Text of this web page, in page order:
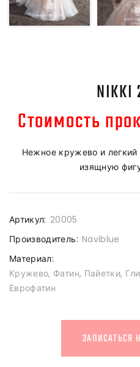
NIKKI
Стоимость
Нежное кружево и легкий
изящную
Артикул: 20005
Производитель: Naviblue
Материал:
Кружево, Фатин, Пайетки,
Еврофатин
ЗАПИСАТЬСЯ